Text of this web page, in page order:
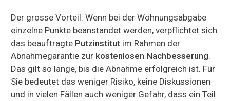
Der grosse Vorteil: Wenn bei der Wohnungsabgabe
einzelne Punkte beanstandet werden, verpflichtet sich
das beauftragte Putzinstitut im Rahmen der
Abnahmegarantie zur kostenlosen Nachbesserung.
Das gilt so lange, bis die Abnahme erfolgreich ist. Für
Sie bedeutet das weniger Risiko, keine Diskussionen
und in vielen Fällen auch weniger Gefahr, dass ein Teil